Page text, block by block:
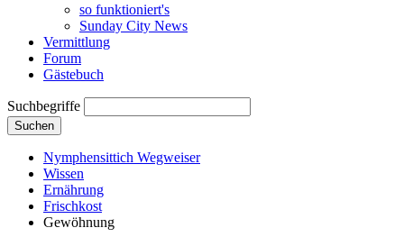
so funktioniert's
Sunday City News
Vermittlung
Forum
Gästebuch
Suchbegriffe
Suchen
Nymphensittich Wegweiser
Wissen
Ernährung
Frischkost
Gewöhnung